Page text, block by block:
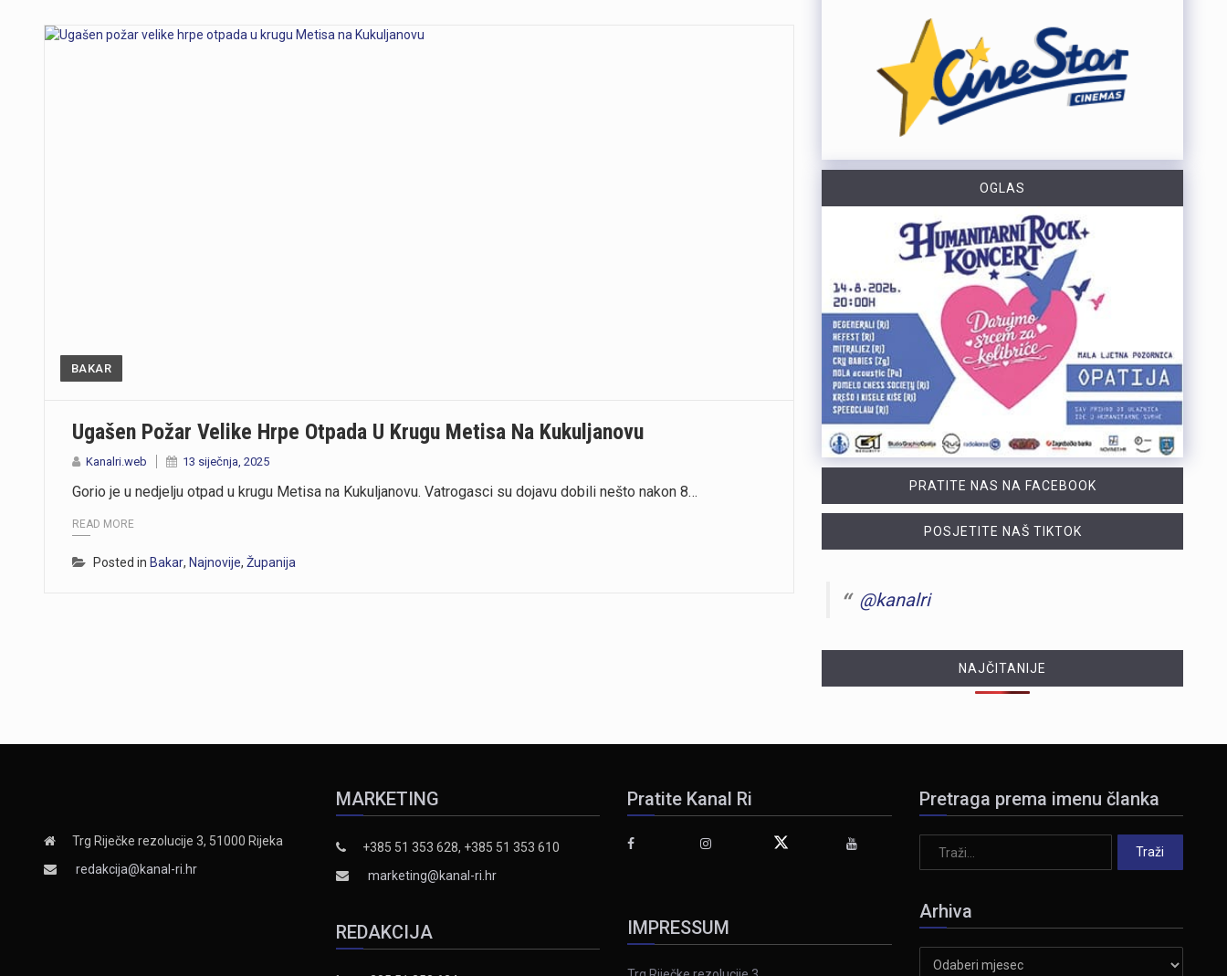
https://youtu.be/LjEOo1QMD1E Nogometaši Rijeke pobijedili su finski Ilves u prvoj utakmici 3. kola kvalifikacija za Konferencijsku ligu pogotkom Nike Jankovića u 16. minuti. Unatoč minimalnoj prednosti s kojom putuju na uzvrat, trener Matjaž Kek izrazio je zabrinutost zbog manjka realizacije i nervoze u igri. Uzvratna utakmica igra se u Finskoj u četvrtak, 13. kolovoza s početkom u 18 sati. Više u videoprilogu:
https://youtu.be/qV4DNBJPlKw Zbog dugotrajne suše i smanjenja izdašnosti izvora, KD Vodovod i kanalizacija apelira na racionalno korištenje vode na riječkom području, iako su trenutne zalihe dostatne i nema potrebe za redukcijama. Cilj preporučenih mjera, koje uključuju zabranu zalijevanja travnjaka i pranja automobila, jest smanjenje dnevne potrošnje za 10 do 15 posto. Više u videoprilogu:
Tijekom posljednja dva dana na širem matuljskom području i otoku Krku izbila su dva požara u kojima je nastala materijalna šteta, dok je u jednom slučaju jedna osoba ozlijeđena. Policijski službenici su u suradnji s protupožarnim inspektorom obavili očevide kojima su utvrđeni uzroci nastanka ovih požara. Požar na širem matuljskom području izbio je 5. kolovoza oko 21:30 sati u pomoćnom objektu kuće, a ugasili su ga vatrogasci Javne vatrogasne postrojbe (JVP) Opatija. Očevidom je utvrđeno da je uzrok požara tehničke naravi, točnije kvar na električnim instalacijama u predjelu krovišta. U požaru je izgorio gornji dio pomoćnog objekta zajedno s krovištem, a materijalna šteta procjenjuje se na više desetaka tisuća eura. Drugi požar izbio je 6. kolovoza oko 4:20 sati u obiteljskoj kući na otoku Krku. Na intervenciju su izašli vatrogasci JVP Krk, a u požaru je ozlijeđena 50-godišnjakinja. Očevidom je utvrđeno da je do požara najvjerojatnije došlo uslijed curenja plina zbog tehničkog kvara na spoju crijeva i plinske boce. Plinska smjesa u prostoru kuhinje zapalila se nakon što je prilikom paljenja svjetla došlo do stvaranja iskre. Nakon obavljenih očevida, policija poziva građane da redovito pregledavaju i održavaju električne i plinske instalacije te plinske uređaje. Također se savjetuje da se svi…
U subotu, 8. kolovoza, Fužine će postati središte susreta folklorne baštine, tradicijskih zanata i običaja iz Hrvatske i inozemstva. S početkom u 12 sati, centar Fužina, pozornica i prostor ispod brane jezera Bajer ugostit će 4. Međunarodni festival folklora i 2. Festival starih zanata. Ove dvije manifestacije kroz nastupe folklornih skupina, demonstracije tradicijskih vještina, radionice, predavanja, domaće proizvode i gastronomske sadržaje predstavljaju bogatstvo kulturne baštine. Ulaz na manifestaciju u potpunosti je besplatan, kao i sudjelovanje u svim radionicama, predavanju, dječjem programu i folklornim nastupima. Program započinje u podne nastupom grupe Dar Mar, nakon čega slijede prve demonstracije starih zanata i tradicijskih vještina koje će se odvijati tijekom cijelog dana kao jedan od središnjih dijelova manifestacije. Posjetitelje očekuje bogat izbor radionica u kojima mogu upoznati stare obrte i okušati se u tradicijskim tehnikama. Zlatko Pochobradsky iz Domaće radinosti iz Gerova predstavit će izradu unikatnih drvenih predmeta inspiriranih prirodom Gorskog kotara, dok će Ribolovna udruga Bajer Fužine demonstrirati sportski ribolov. Bojan Marđetko vodit će radionicu izrade potkovica za sreću, Antun Štimac iz Crnog Luga prezentirat će izradu šindre, odnosno specifičnog načina pokrivanja goranskih krovova drvom, a Stela Gržinić iz obrta LEBJOR prikazat će glodanje zdjele od masline. U poslijepodnevnim satima program se…
BAKAR
Ugašen Požar Velike Hrpe Otpada U Krugu Metisa Na Kukuljanovu
Kanalri.web 13 siječnja, 2025
Gorio je u nedjelju otpad u krugu Metisa na Kukuljanovu. Vatrogasci su dojavu dobili nešto nakon 8…
READ MORE
Posted in Bakar, Najnovije, Županija
OGLAS
PRATITE NAS NA FACEBOOK
POSJETITE NAŠ TIKTOK
@kanalri
NAJČITANIJE
Trg Riječke rezolucije 3, 51000 Rijeka
redakcija@kanal-ri.hr
MARKETING
+385 51 353 628, +385 51 353 610
marketing@kanal-ri.hr
REDAKCIJA
Pratite Kanal Ri
IMPRESSUM
Pretraga prema imenu članka
Arhiva